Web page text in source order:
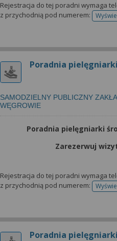
Rejestracja do tej poradni wymaga
z przychodnią pod numerem:
Poradnia
SAMODZIELNY PUBLICZNY
WĘGROWIE
Poradnia pielęgniarki
Zarezerwuj
Rejestracja do tej poradni wymaga
z przychodnią pod numerem:
Poradnia